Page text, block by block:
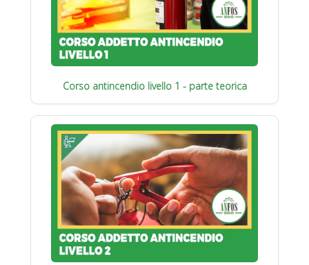
Corso antincendio livello 1 - parte teorica